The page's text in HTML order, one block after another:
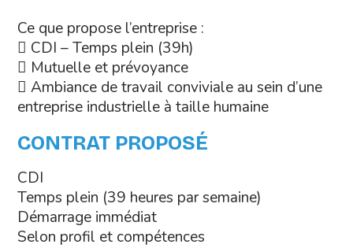
Ce que propose l’entreprise :
 CDI – Temps plein (39h)
 Mutuelle et prévoyance
 Ambiance de travail conviviale au sein d’une
entreprise industrielle à taille humaine
CONTRAT PROPOSÉ
CDI
Temps plein (39 heures par semaine)
Démarrage immédiat
Selon profil et compétences